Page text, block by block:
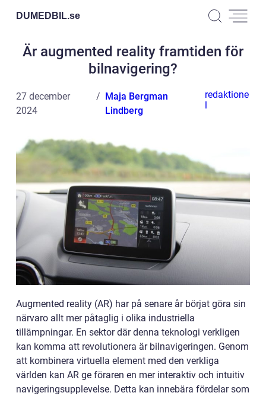
DUMEDBIL.se
Är augmented reality framtiden för
bilnavigering?
27 december
2024
Maja Bergman
Lindberg
redaktione
l
Augmented reality (AR) har på senare år börjat göra sin
närvaro allt mer påtaglig i olika industriella
tillämpningar. En sektor där denna teknologi verkligen
kan komma att revolutionera är bilnavigeringen. Genom
att kombinera virtuella element med den verkliga
världen kan AR ge föraren en mer interaktiv och intuitiv
navigeringsupplevelse. Detta kan innebära fördelar som